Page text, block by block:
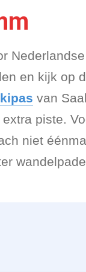
Nederlandse
en kijk op
van
piste.
niet